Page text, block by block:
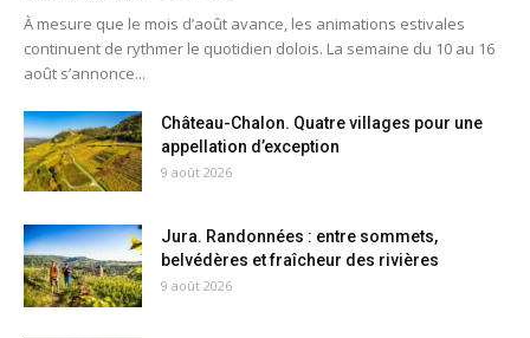
À mesure que le mois d’août avance, les animations estivales
continuent de rythmer le quotidien dolois. La semaine du 10 au 16
août s’annonce...
Château-Chalon. Quatre villages pour une
appellation d’exception
9 août 2026
Jura. Randonnées : entre sommets,
belvédères et fraîcheur des rivières
9 août 2026